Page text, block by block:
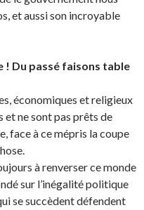
et aussi son incroyable
! Du passé faisons table
économiques et religieux
ne sont pas prêts de
face à ce mépris la coupe
à renverser ce monde
sur l’inégalité politique
se succèdent défendent